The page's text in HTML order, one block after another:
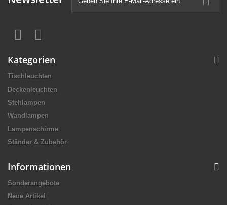
Kategorien
Tischleuchten
Deckenleuchten
Stehlampen
Wandlampen
Lampenschirme
Ständer & Zubehör
Informationen
Sonderangebote
Neue Artikel